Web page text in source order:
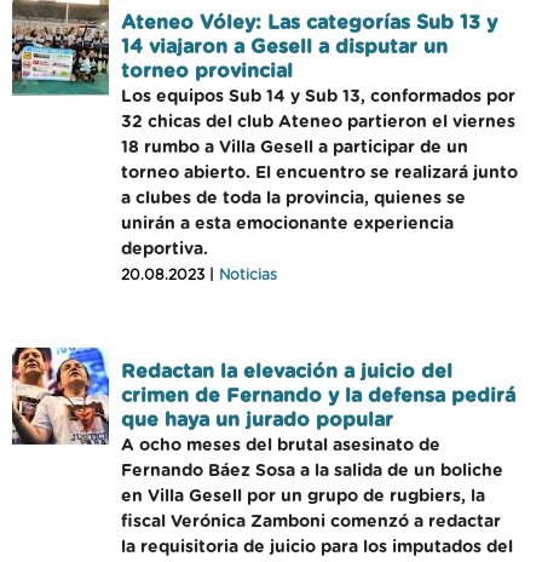
Ateneo Vóley: Las categorías Sub 13 y
14 viajaron a Gesell a disputar un
torneo provincial
Los equipos Sub 14 y Sub 13, conformados por
32 chicas del club Ateneo partieron el viernes
18 rumbo a Villa Gesell a participar de un
torneo abierto. El encuentro se realizará junto
a clubes de toda la provincia, quienes se
unirán a esta emocionante experiencia
deportiva.
20.08.2023 | Noticias
Redactan la elevación a juicio del
crimen de Fernando y la defensa pedirá
que haya un jurado popular
A ocho meses del brutal asesinato de
Fernando Báez Sosa a la salida de un boliche
en Villa Gesell por un grupo de rugbiers, la
fiscal Verónica Zamboni comenzó a redactar
la requisitoria de juicio para los imputados del